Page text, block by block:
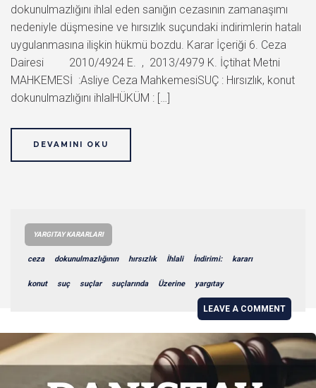
dokunulmazlığını ihlal eden sanığın cezasının zamanaşımı
nedeniyle düşmesine ve hırsızlık suçundaki indirimlerin hatalı
uygulanmasına ilişkin hükmü bozdu. Karar İçeriği 6. Ceza
Dairesi 2010/4924 E. , 2013/4979 K. İçtihat Metni
MAHKEMESİ :Asliye Ceza MahkemesiSUÇ : Hırsızlık, konut
dokunulmazlığını ihlalHÜKÜM : […]
DEVAMINI OKU
YARGITAY KARARLARI
ceza dokunulmazlığının hırsızlık İhlali İndirimi: kararı
konut suç suçlar suçlarında Üzerine yargıtay
LEAVE A COMMENT